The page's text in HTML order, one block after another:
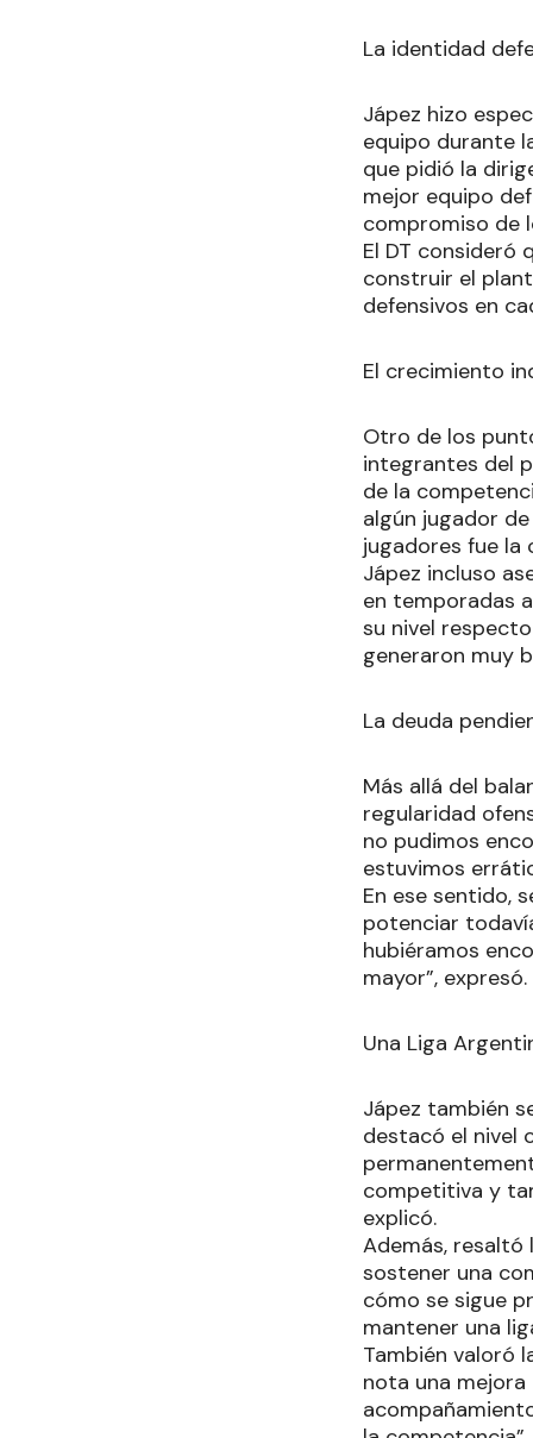
La identidad
Jápez hizo
equipo durante
que pidió la
mejor equipo
compromiso de
El DT consideró
construir el
defensivos en
El crecimiento
Otro de los
integrantes del
de la
algún jugador
jugadores fue la
Jápez incluso
en temporadas
su nivel
generaron muy
La deuda
Más allá del
regularidad
no pudimos
estuvimos
En ese sentido,
potenciar
hubiéramos
mayor”, expresó.
Una Liga
Jápez también
destacó el nivel
competitiva y
explicó.
Además,
sostener una
cómo se sigue
mantener una
También valoró
nota una